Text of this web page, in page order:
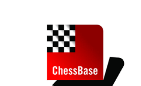
Novosibirsk, San Petersburgo y
SHSM Moscú.